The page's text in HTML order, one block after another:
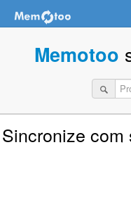
Memotoo
Sincronize com